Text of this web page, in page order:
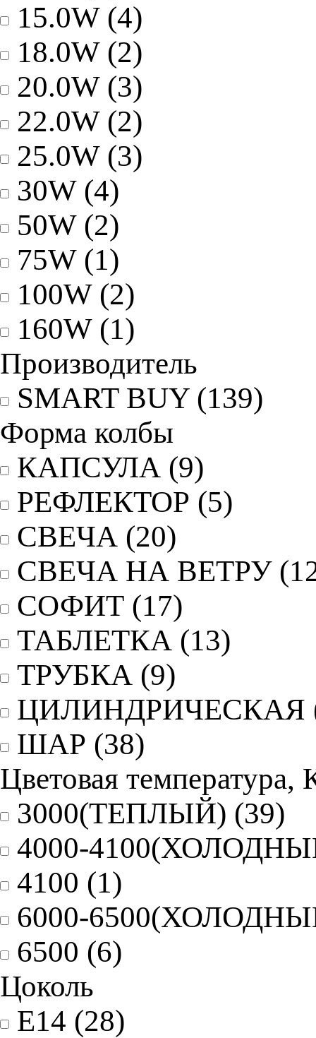
15.0W (4)
18.0W (2)
20.0W (3)
22.0W (2)
25.0W (3)
30W (4)
50W (2)
75W (1)
100W (2)
160W (1)
Производитель
SMART BUY (139)
Форма колбы
КАПСУЛА (9)
РЕФЛЕКТОР (5)
СВЕЧА (20)
СВЕЧА НА ВЕТРУ
СОФИТ (17)
ТАБЛЕТКА (13)
ТРУБКА (9)
ЦИЛИНДРИЧЕСКАЯ
ШАР (38)
Цветовая температура,
3000(ТЕПЛЫЙ) (39)
4000-
4100 (1)
6000-
6500 (6)
Цоколь
E14 (28)